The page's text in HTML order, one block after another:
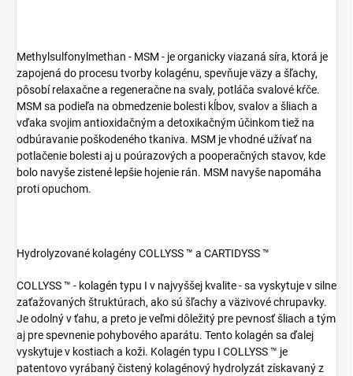
Methylsulfonylmethan - MSM - je organicky viazaná síra, ktorá je
zapojená do procesu tvorby kolagénu, spevňuje väzy a šľachy,
pôsobí relaxačne a regeneračne na svaly, potláča svalové kŕče.
MSM sa podieľa na obmedzenie bolesti kĺbov, svalov a šliach a
vďaka svojim antioxidačným a detoxikačným účinkom tiež na
odbúravanie poškodeného tkaniva. MSM je vhodné užívať na
potlačenie bolesti aj u poúrazových a pooperačných stavov, kde
bolo navyše zistené lepšie hojenie rán. MSM navyše napomáha
proti opuchom.
Hydrolyzované kolagény COLLYSS ™ a CARTIDYSS ™
COLLYSS ™ - kolagén typu I v najvyššej kvalite - sa vyskytuje v silne
zaťažovaných štruktúrach, ako sú šľachy a väzivové chrupavky.
Je odolný v ťahu, a preto je veľmi dôležitý pre pevnosť šliach a tým
aj pre spevnenie pohybového aparátu. Tento kolagén sa ďalej
vyskytuje v kostiach a koži. Kolagén typu I COLLYSS ™ je
patentovo vyrábaný čistený kolagénový hydrolyzát získavaný z